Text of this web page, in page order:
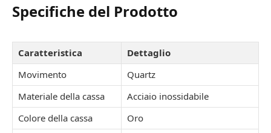
Specifiche del Prodotto
Caratteristica
Dettaglio
Movimento
Quartz
Materiale della cassa
Acciaio inossidabile
Colore della cassa
Oro